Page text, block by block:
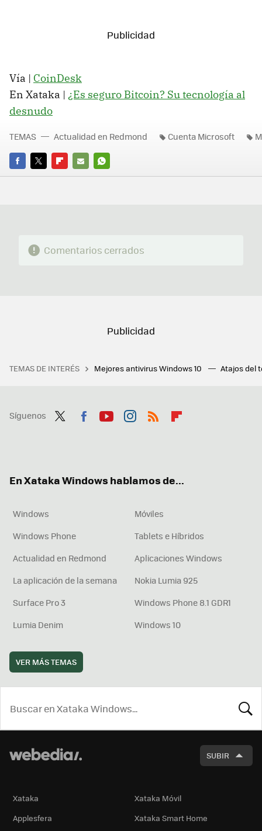
Vía | CoinDesk
En Xataka | ¿Es seguro Bitcoin? Su tecnología al
desnudo
FACEBOOK
TWITTERFLIPBOARD
E-
WHATSAPP
TEMAS Actualidad en Redmond Cuenta Microsoft
Comentarios cerrados
TEMAS DE INTERÉS Mejores antivirus Windows 10 Atajos del
Síguenos
En Xataka Windows hablamos de...
Windows
Móviles
Windows Phone
Tablets e Híbridos
Actualidad en Redmond
Aplicaciones Windows
La aplicación de la semana
Nokia Lumia 925
Surface Pro 3
Windows Phone 8.1 GDR1
Lumia Denim
Windows 10
VER MÁS TEMAS
SUBIR
Xataka
Xataka Móvil
Applesfera
Xataka Smart Home